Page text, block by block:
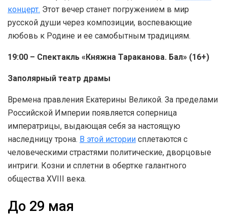
концерт. Этот вечер станет погружением в мир
русской души через композиции, воспевающие
любовь к Родине и ее самобытным традициям.
19:00 – Спектакль «Княжна Тараканова. Бал» (16+)
Заполярный театр драмы
Времена правления Екатерины Великой. За пределами
Российской Империи появляется соперница
императрицы, выдающая себя за настоящую
наследницу трона. В этой истории сплетаются с
человеческими страстями политические, дворцовые
интриги. Козни и сплетни в обертке галантного
общества XVIII века.
До 29 мая